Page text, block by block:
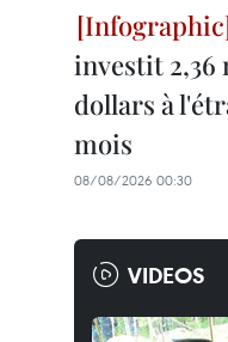
investit
dollars à
mois
08/08/2026 00:30
VIDEOS